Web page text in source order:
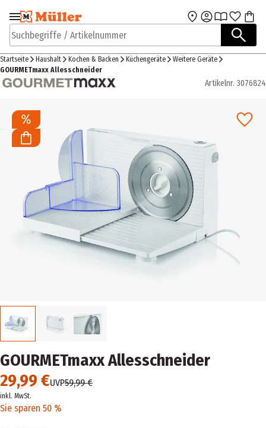
Zur Navigation
springen
Zum Hauptinhalt
Suchbegriffe / Artikelnummer
Startseite Haushalt Kochen & Backen Küchengeräte
Weitere Geräte
GOURMETmaxx Allesschneider
Artikelnr. 3076824
GOURMETmaxx Allesschneider
29,99 €UVP59,99 €
inkl. MwSt.
Sie sparen 50 %